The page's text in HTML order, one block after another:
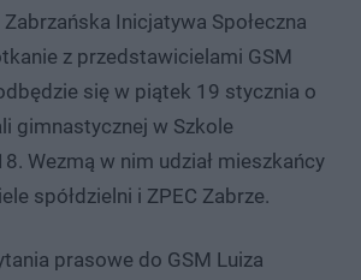
Inicjatywa Społeczna
z przedstawicielami GSM
się w piątek 19 stycznia o
gimnastycznej w Szkole
Wezmą w nim udział mieszkańcy
spółdzielni i ZPEC Zabrze.
prasowe do GSM Luiza